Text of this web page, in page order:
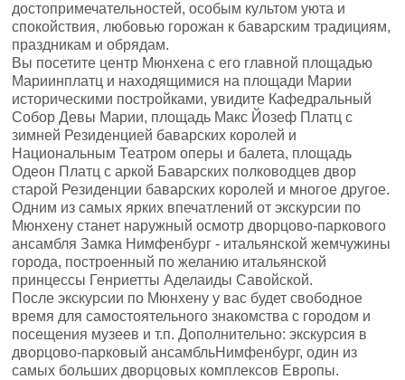
достопримечательностей, особым культом уюта и
спокойствия, любовью горожан к баварским традициям,
праздникам и обрядам.
Вы посетите центр Мюнхена с его главной площадью
Мариинплатц и находящимися на площади Марии
историческими постройками, увидите Кафедральный
Собор Девы Марии, площадь Макс Йозеф Платц с
зимней Резиденцией баварских королей и
Национальным Театром оперы и балета, площадь
Одеон Платц с аркой Баварских полководцев двор
старой Резиденции баварских королей и многое другое.
Одним из самых ярких впечатлений от экскурсии по
Мюнхену станет наружный осмотр дворцово-паркового
ансамбля Замка Нимфенбург - итальянской жемчужины
города, построенный по желанию итальянской
принцессы Генриетты Аделаиды Савойской.
После экскурсии по Мюнхену у вас будет свободное
время для самостоятельного знакомства с городом и
посещения музеев и т.п. Дополнительно: экскурсия в
дворцово-парковый ансамбльНимфенбург, один из
самых больших дворцовых комплексов Европы.